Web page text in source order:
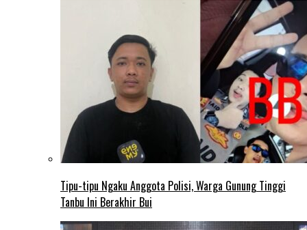
Tipu-tipu Ngaku Anggota Polisi, Warga Gunung Tinggi
Tanbu Ini Berakhir Bui